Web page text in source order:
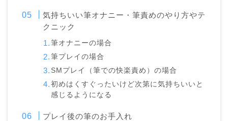
気持ちいい筆オナニー・筆責めのやり方やテ
クニック
筆オナニーの場合
筆プレイの場合
SMプレイ（筆での快楽責め）の場合
初めはくすぐったいけど次第に気持ちいいと
感じるようになる
プレイ後の筆のお手入れ